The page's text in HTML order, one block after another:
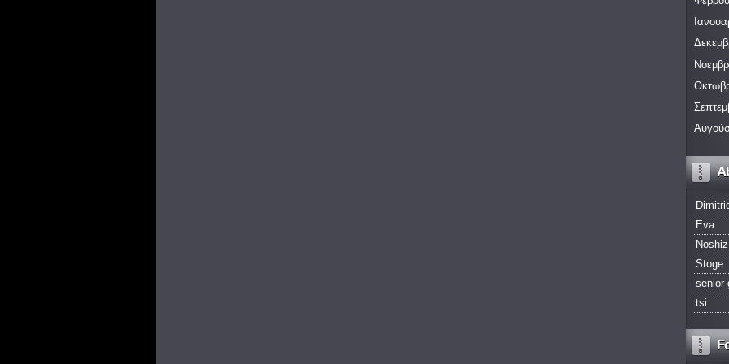
Eva
Noshiz
Stoge
tsi